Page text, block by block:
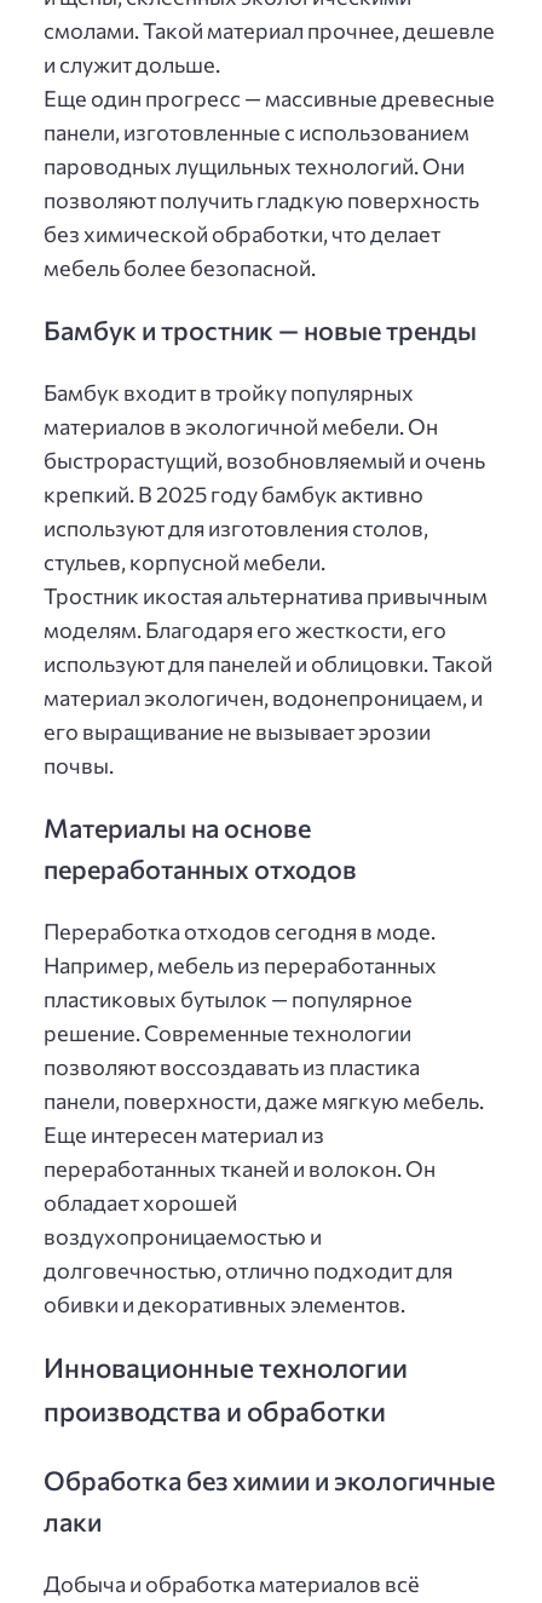
смолами. Такой материал прочнее, дешевле
и служит дольше.
Еще один прогресс — массивные древесные
панели, изготовленные с использованием
пароводных лущильных технологий. Они
позволяют получить гладкую поверхность
без химической обработки, что делает
мебель более безопасной.
Бамбук и тростник — новые тренды
Бамбук входит в тройку популярных
материалов в экологичной мебели. Он
быстрорастущий, возобновляемый и очень
крепкий. В 2025 году бамбук активно
используют для изготовления столов,
стульев, корпусной мебели.
Тростник икостая альтернатива привычным
моделям. Благодаря его жесткости, его
используют для панелей и облицовки. Такой
материал экологичен, водонепроницаем, и
его выращивание не вызывает эрозии
почвы.
Материалы на основе
переработанных отходов
Переработка отходов сегодня в моде.
Например, мебель из переработанных
пластиковых бутылок — популярное
решение. Современные технологии
позволяют воссоздавать из пластика
панели, поверхности, даже мягкую мебель.
Еще интересен материал из
переработанных тканей и волокон. Он
обладает хорошей
воздухопроницаемостью и
долговечностью, отлично подходит для
обивки и декоративных элементов.
Инновационные технологии
производства и обработки
Обработка без химии и экологичные
лаки
Добыча и обработка материалов всё